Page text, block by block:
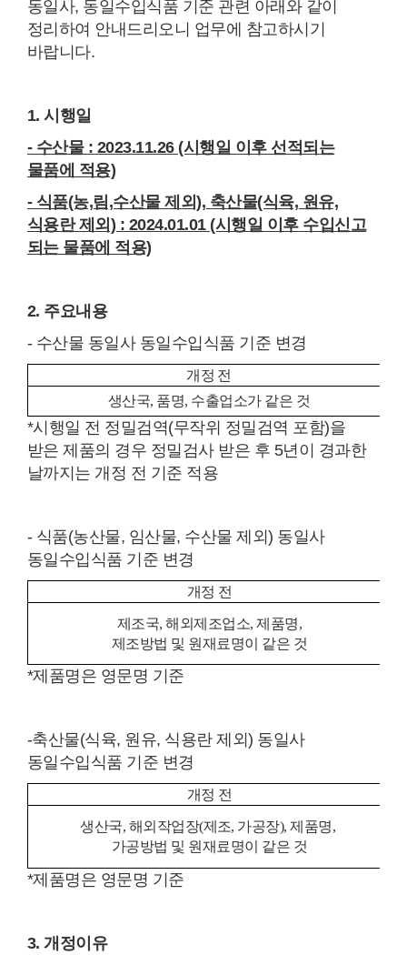
동일사, 동일수입식품 기준 관련 아래와 같이
정리하여 안내드리오니 업무에 참고하시기
바랍니다.
1. 시행일
- 수산물 : 2023.11.26 (시행일 이후 선적되는
물품에 적용)
- 식품(농,림,수산물 제외), 축산물(식육, 원유,
식용란 제외) : 2024.01.01 (시행일 이후 수입신고
되는 물품에 적용)
2. 주요내용
- 수산물 동일사 동일수입식품 기준 변경
개정 전
생산국, 품명, 수출업소가 같은 것
*시행일 전 정밀검역(무작위 정밀검역 포함)을
받은 제품의 경우 정밀검사 받은 후 5년이 경과한
날까지는 개정 전 기준 적용
- 식품(농산물, 임산물, 수산물 제외) 동일사
동일수입식품 기준 변경
개정 전
제조국, 해외제조업소, 제품명,
제조방법 및 원재료명이 같은 것
*제품명은 영문명 기준
-축산물(식육, 원유, 식용란 제외) 동일사
동일수입식품 기준 변경
개정 전
생산국, 해외작업장(제조, 가공장), 제품명,
가공방법 및 원재료명이 같은 것
*제품명은 영문명 기준
3. 개정이유